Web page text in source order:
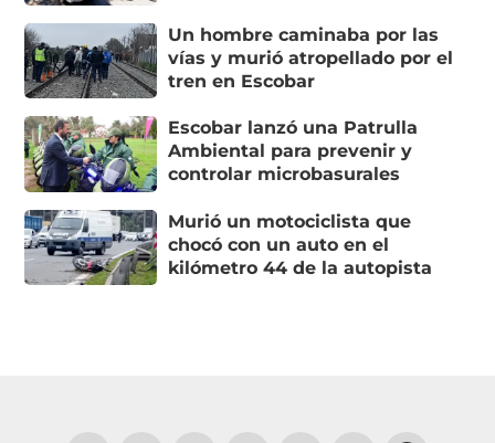
Un hombre caminaba por las
vías y murió atropellado por el
tren en Escobar
Escobar lanzó una Patrulla
Ambiental para prevenir y
controlar microbasurales
Murió un motociclista que
chocó con un auto en el
kilómetro 44 de la autopista